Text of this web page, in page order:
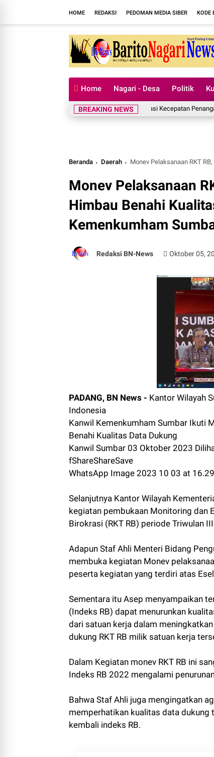
HOME REDAKSI PEDOMAN MEDIA SIBER KODE
Home Nagari - Desa Politik
BREAKING NEWS
Kementan Apresiasi Kecepatan Penanganan
Beranda Daerah Monev Pelaksanaan RKT RB,
Monev Pelaksanaan
Himbau Benahi
Kemenkumham
Redaksi BN-News Oktober 05,
PADANG, BN News - Kantor Wilayah
Indonesia
Kanwil Kemenkumham Sumbar Ikuti
Benahi Kualitas Data Dukung
Kanwil Sumbar 03 Oktober 2023
fShareShareSave
WhatsApp Image 2023 10 03 at
Selanjutnya Kantor Wilayah
kegiatan pembukaan Monitoring dan
Birokrasi (RKT RB) periode Triwulan
Adapun Staf Ahli Menteri Bidang
membuka kegiatan Monev
peserta kegiatan yang terdiri atas
Sementara itu Asep menyampaikan
(Indeks RB) dapat menurunkan
dari satuan kerja dalam
dukung RKT RB milik satuan kerja
Dalam Kegiatan monev RKT RB ini
Indeks RB 2022 mengalami
Bahwa Staf Ahli juga mengingatkan
memperhatikan kualitas data dukung
kembali indeks RB.